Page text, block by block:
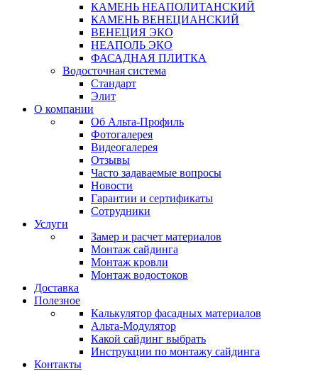
КАМЕНЬ НЕАПОЛИТАНСКИЙ
КАМЕНЬ ВЕНЕЦИАНСКИЙ
ВЕНЕЦИЯ ЭКО
НЕАПОЛЬ ЭКО
ФАСАДНАЯ ПЛИТКА
Водосточная система
Стандарт
Элит
О компании
Об Альта-Профиль
Фотогалерея
Видеогалерея
Отзывы
Часто задаваемые вопросы
Новости
Гарантии и сертификаты
Сотрудники
Услуги
Замер и расчет материалов
Монтаж сайдинга
Монтаж кровли
Монтаж водостоков
Доставка
Полезное
Калькулятор фасадных материалов
Альта-Модулятор
Какой сайдинг выбрать
Инструкции по монтажу сайдинга
Контакты